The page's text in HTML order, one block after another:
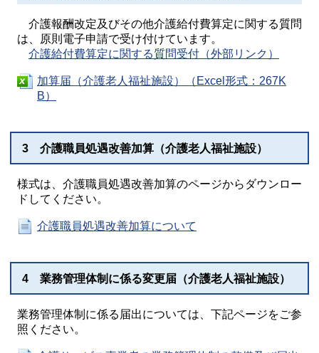
介護報酬改定及びその他介護給付費算定に関する質問
は、原則電子申請で受け付けています。
介護給付費算定に関する質問受付（外部リンク）
加算届（介護老人福祉施設）（Excel形式：267K
B）
3 介護職員処遇改善加算（介護老人福祉施設）
様式は、介護職員処遇改善加算のページからダウンロー
ドしてください。
介護職員処遇改善加算について
4 業務管理体制に係る変更届（介護老人福祉施設）
業務管理体制に係る届出については、下記ページをご参
照ください。